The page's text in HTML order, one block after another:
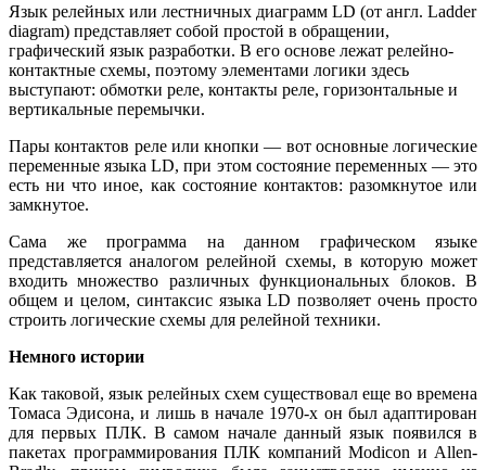
Язык релейных или лестничных диаграмм LD (от англ. Ladder
diagram) представляет собой простой в обращении,
графический язык разработки. В его основе лежат релейно-
контактные схемы, поэтому элементами логики здесь
выступают: обмотки реле, контакты реле, горизонтальные и
вертикальные перемычки.
Пары контактов реле или кнопки — вот основные логические
переменные языка LD, при этом состояние переменных — это
есть ни что иное, как состояние контактов: разомкнутое или
замкнутое.
Сама же программа на данном графическом языке
представляется аналогом релейной схемы, в которую может
входить множество различных функциональных блоков. В
общем и целом, синтаксис языка LD позволяет очень просто
строить логические схемы для релейной техники.
Немного истории
Как таковой, язык релейных схем существовал еще во времена
Томаса Эдисона, и лишь в начале 1970-х он был адаптирован
для первых ПЛК. В самом начале данный язык появился в
пакетах программирования ПЛК компаний Modicon и Allen-